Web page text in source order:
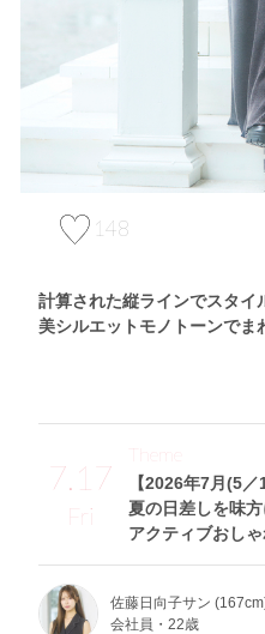
148
計算された縦ラインでスタイ
美シルエットモノトーンでま
7.17
Fri
【2026年7月(5／
夏の日差しを味
アクティブおし
Theme
佐藤日向子サン
会社員・22歳